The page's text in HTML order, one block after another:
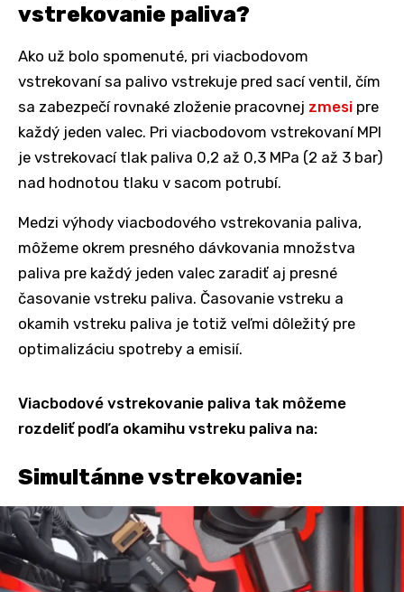
vstrekovanie paliva?
Ako už bolo spomenuté, pri viacbodovom
vstrekovaní sa palivo vstrekuje pred sací ventil, čím
sa zabezpečí rovnaké zloženie pracovnej zmesi pre
každý jeden valec. Pri viacbodovom vstrekovaní MPI
je vstrekovací tlak paliva 0,2 až 0,3 MPa (2 až 3 bar)
nad hodnotou tlaku v sacom potrubí.
Medzi výhody viacbodového vstrekovania paliva,
môžeme okrem presného dávkovania množstva
paliva pre každý jeden valec zaradiť aj presné
časovanie vstreku paliva. Časovanie vstreku a
okamih vstreku paliva je totiž veľmi dôležitý pre
optimalizáciu spotreby a emisií.
Viacbodové vstrekovanie paliva tak môžeme
rozdeliť podľa okamihu vstreku paliva na:
Simultánne vstrekovanie: